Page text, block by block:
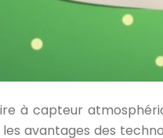
à capteur
avantages des